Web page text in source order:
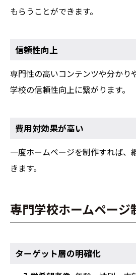
もらうことができます。
信頼性向上
専門性の高いコンテンツや分かり
学校の信頼性向上に繋がります。
費用対効果が高い
一度ホームページを制作すれば、
きます。
専門学校ホームページ
ターゲット層の明確化